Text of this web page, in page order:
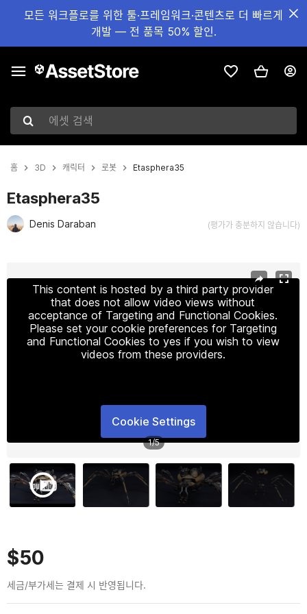
모든 워크플로를 위한 툴·프레임워크·콘텐츠로 더 빠르게
개발 — 전 품목 50% 할인.
에셋 검색
홈 3D 캐릭터 로봇 Etasphera35
Etasphera35
Denis Daraban (평가가 충분하지 않습니다)
This content is hosted by a third party provider
that does not allow video views without
acceptance of Targeting and Functional Cookies.
Please set your cookie preferences for Targeting
and Functional Cookies to yes if you wish to view
videos from these providers.
Cookie Settings
1/5
$50
세금/부가세는 결제 시 반영됩니다.